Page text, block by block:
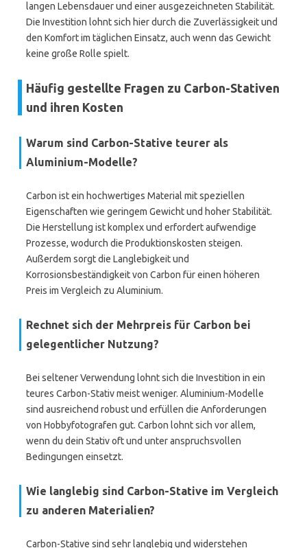
langen Lebensdauer und einer ausgezeichneten Stabilität.
Die Investition lohnt sich hier durch die Zuverlässigkeit und
den Komfort im täglichen Einsatz, auch wenn das Gewicht
keine große Rolle spielt.
Häufig gestellte Fragen zu Carbon-Stativen
und ihren Kosten
Warum sind Carbon-Stative teurer als
Aluminium-Modelle?
Carbon ist ein hochwertiges Material mit speziellen
Eigenschaften wie geringem Gewicht und hoher Stabilität.
Die Herstellung ist komplex und erfordert aufwendige
Prozesse, wodurch die Produktionskosten steigen.
Außerdem sorgt die Langlebigkeit und
Korrosionsbeständigkeit von Carbon für einen höheren
Preis im Vergleich zu Aluminium.
Rechnet sich der Mehrpreis für Carbon bei
gelegentlicher Nutzung?
Bei seltener Verwendung lohnt sich die Investition in ein
teures Carbon-Stativ meist weniger. Aluminium-Modelle
sind ausreichend robust und erfüllen die Anforderungen
von Hobbyfotografen gut. Carbon lohnt sich vor allem,
wenn du dein Stativ oft und unter anspruchsvollen
Bedingungen einsetzt.
Wie langlebig sind Carbon-Stative im Vergleich
zu anderen Materialien?
Carbon-Stative sind sehr langlebig und widerstehen